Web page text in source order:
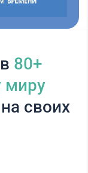
80+
миру
своих